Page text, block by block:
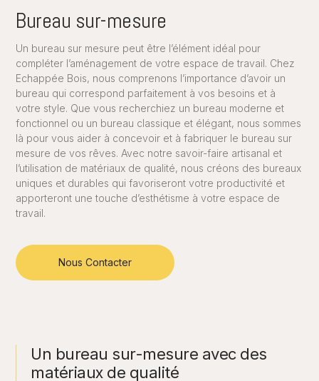
Bureau sur-mesure
Un bureau sur mesure peut être l’élément idéal pour
compléter l’aménagement de votre espace de travail. Chez
Echappée Bois, nous comprenons l’importance d’avoir un
bureau qui correspond parfaitement à vos besoins et à
votre style. Que vous recherchiez un bureau moderne et
fonctionnel ou un bureau classique et élégant, nous sommes
là pour vous aider à concevoir et à fabriquer le bureau sur
mesure de vos rêves. Avec notre savoir-faire artisanal et
l’utilisation de matériaux de qualité, nous créons des bureaux
uniques et durables qui favoriseront votre productivité et
apporteront une touche d’esthétisme à votre espace de
travail.
Nous Contacter
Un bureau sur-mesure avec des
matériaux de qualité